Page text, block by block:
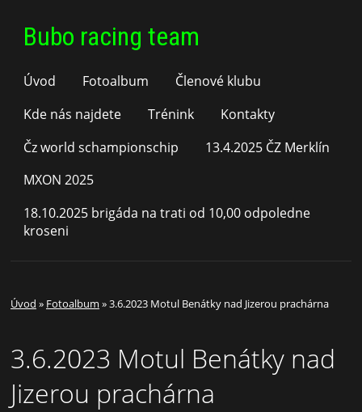
Bubo racing team
Úvod Fotoalbum
Členové klubu
Kde nás najdete
Trénink
Kontakty
Čz world schampionschip
13.4.2025 ČZ Merklín
MXON 2025
18.10.2025 brigáda na trati od 10,00 odpoledne
kroseni
Úvod » Fotoalbum »3.6.2023 Motul Benátky nad Jizerou prachárna
3.6.2023 Motul Benátky nad
Jizerou prachárna